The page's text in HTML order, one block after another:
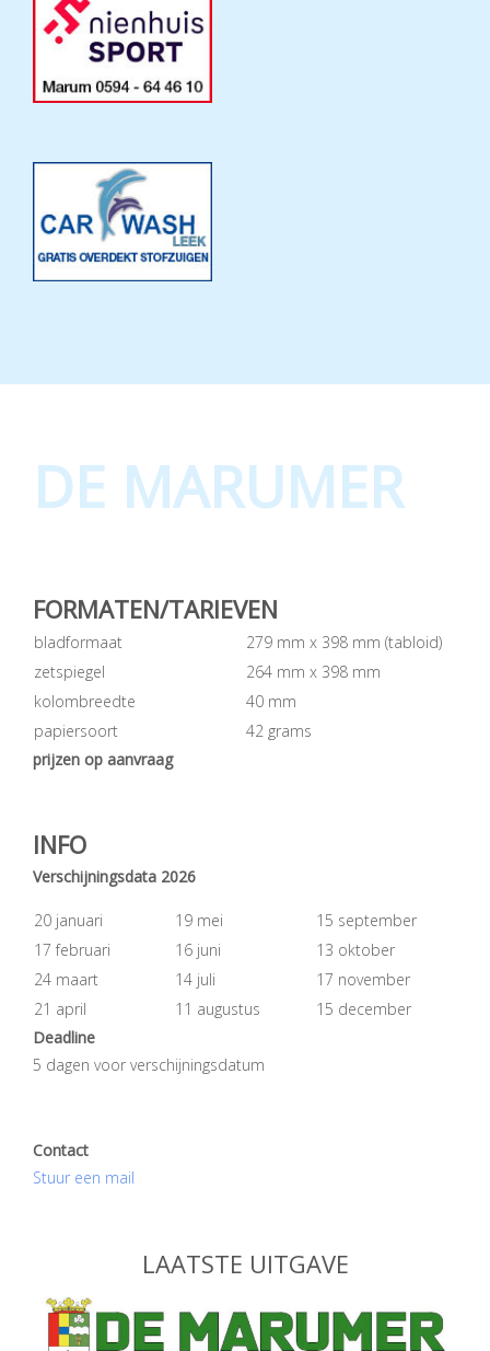
DE MARUMER
FORMATEN/TARIEVEN
bladformaat
279 mm x 398 mm (tabloid)
zetspiegel
264 mm x 398 mm
kolombreedte
40 mm
papiersoort
42 grams
prijzen op aanvraag
INFO
Verschijningsdata 2026
20 januari 19 mei
15 september
17 februari
16 juni
13 oktober
24 maart
14 juli
17 november
21 april
11 augustus
15 december
Deadline
5 dagen voor verschijningsdatum
Contact
Stuur een mail
LAATSTE UITGAVE